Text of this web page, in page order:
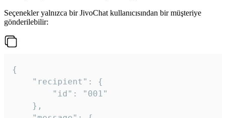
Seçenekler yalnızca bir JivoChat kullanıcısından bir müşteriye
gönderilebilir:
{